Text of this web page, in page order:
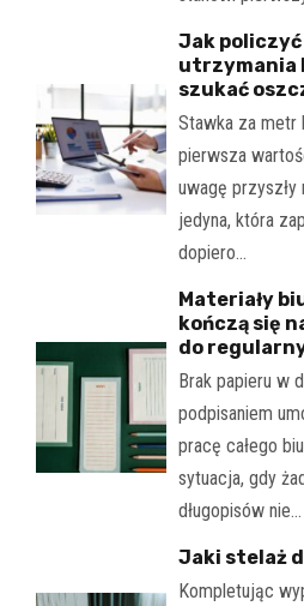
Jak
utrzymania
szukać
Stawka za metr
pierwsza
uwagę
jedyna, która
dopiero…
Materiały
kończą się
do
Brak papieru w
podpisaniem
pracę całego
sytuacja, gdy
długopisów nie…
Jaki stelaż
Kompletując